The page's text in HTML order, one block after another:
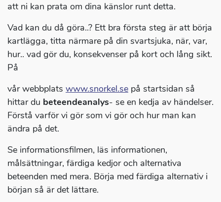
att ni kan prata om dina känslor runt detta.
Vad kan du då göra..? Ett bra första steg är att börja
kartlägga, titta närmare på din svartsjuka, när, var,
hur.. vad gör du, konsekvenser på kort och lång sikt.
På
vår webbplats www.snorkel.se på startsidan så
hittar du beteendeanalys- se en kedja av händelser.
Förstå varför vi gör som vi gör och hur man kan
ändra på det.
Se informationsfilmen, läs informationen,
målsättningar, färdiga kedjor och alternativa
beteenden med mera. Börja med färdiga alternativ i
början så är det lättare.